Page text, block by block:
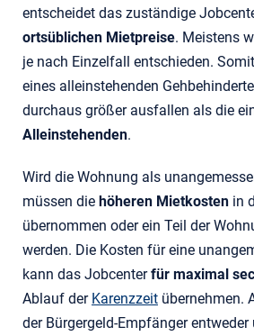
entscheidet das zuständige
ortsüblichen Mietpreise. Meistens
je nach Einzelfall entschieden.
eines alleinstehenden
durchaus größer ausfallen als die
Alleinstehenden.
Wird die Wohnung als
müssen die höheren Mietkosten in
übernommen oder ein Teil der
werden. Die Kosten für eine
kann das Jobcenterfür maximal
Ablauf der Karenzzeit übernehmen.
der Bürgergeld-Empfänger